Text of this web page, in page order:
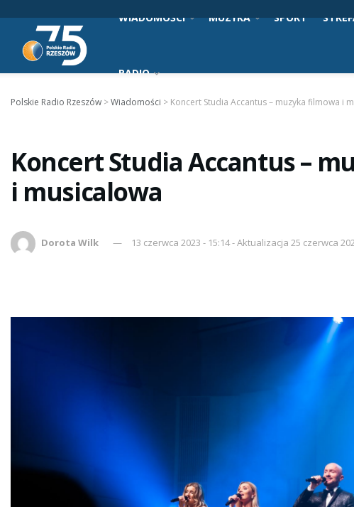
WIADOMOŚCI MUZYKA SPORT
RADIO
Polskie Radio Rzeszów >Wiadomości > Koncert Studia Accantus – muzyka filmowa i
Koncert Studia Accantus –
i musicalowa
Dorota Wilk 13 czerwca 2023 - 15:14 - Aktualizacja 25 czerwca